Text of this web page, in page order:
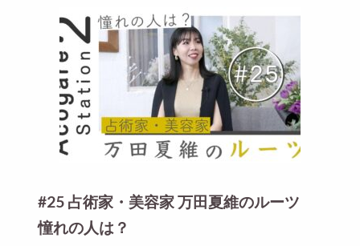
#25 占術家・美容家 万田夏維のルーツ
憧れの人は？